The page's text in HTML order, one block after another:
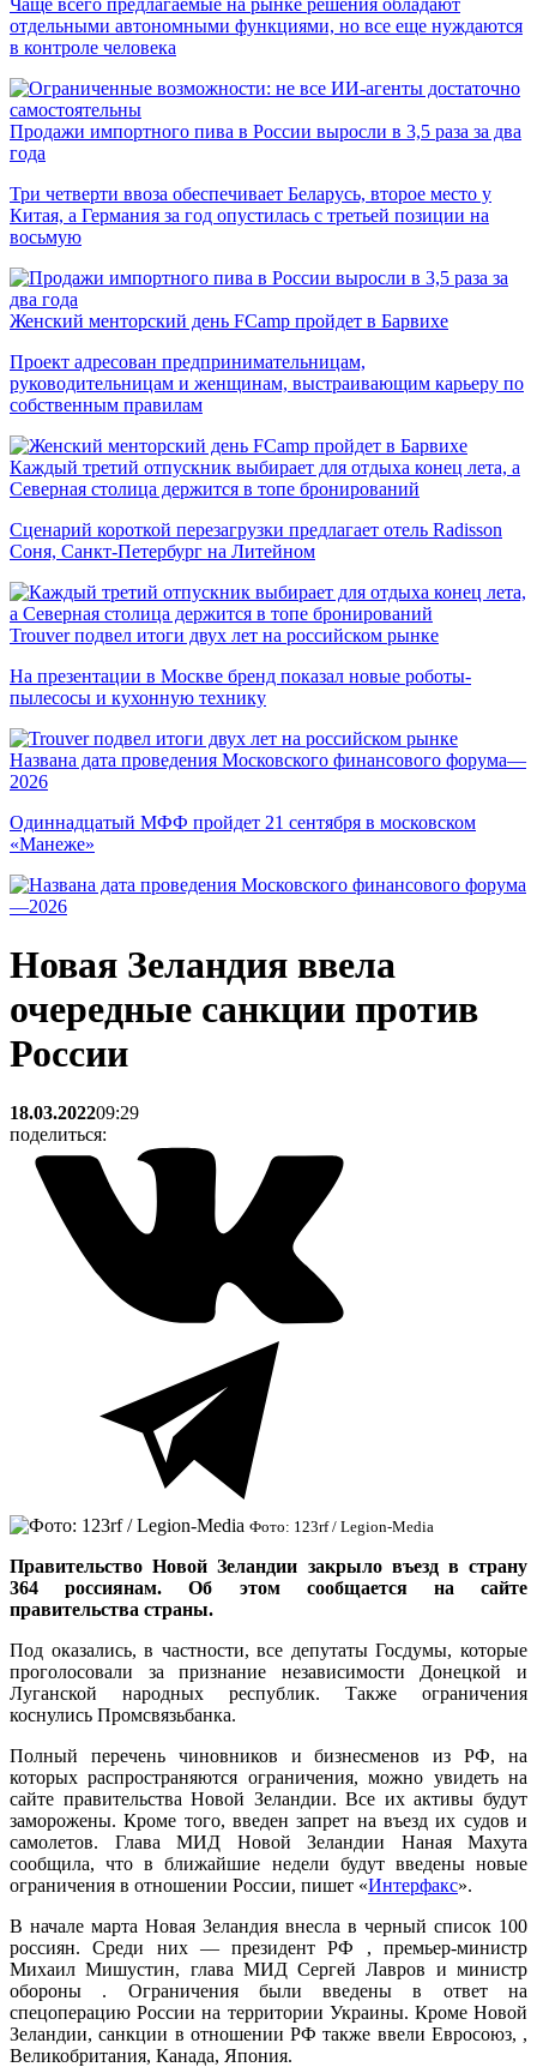
Чаще всего предлагаемые на рынке решения обладают
отдельными автономными функциями, но все еще нуждаются
в контроле человека
Продажи импортного пива в России выросли в 3,5 раза за два
года
Три четверти ввоза обеспечивает Беларусь, второе место у
Китая, а Германия за год опустилась с третьей позиции на
восьмую
Женский менторский день FCamp пройдет в Барвихе
Проект адресован предпринимательницам,
руководительницам и женщинам, выстраивающим карьеру по
собственным правилам
Каждый третий отпускник выбирает для отдыха конец лета, а
Северная столица держится в топе бронирований
Сценарий короткой перезагрузки предлагает отель Radisson
Соня, Санкт-Петербург на Литейном
Trouver подвел итоги двух лет на российском рынке
На презентации в Москве бренд показал новые роботы-
пылесосы и кухонную технику
Названа дата проведения Московского финансового форума—
2026
Одиннадцатый МФФ пройдет 21 сентября в московском
«Манеже»
Новая Зеландия ввела
очередные санкции против
России
18.03.202209:29
поделиться:
Фото: 123rf / Legion-Media
Правительство Новой Зеландии закрыло въезд в страну
364 россиянам. Об этом сообщается на сайте
правительства страны.
Под оказались, в частности, все депутаты Госдумы, которые
проголосовали за признание независимости Донецкой и
Луганской народных республик. Также ограничения
коснулись Промсвязьбанка.
Полный перечень чиновников и бизнесменов из РФ, на
которых распространяются ограничения, можно увидеть на
сайте правительства Новой Зеландии. Все их активы будут
заморожены. Кроме того, введен запрет на въезд их судов и
самолетов. Глава МИД Новой Зеландии Наная Махута
сообщила, что в ближайшие недели будут введены новые
ограничения в отношении России, пишет «Интерфакс».
В начале марта Новая Зеландия внесла в черный список 100
россиян. Среди них — президент РФ , премьер-министр
Михаил Мишустин, глава МИД Сергей Лавров и министр
обороны . Ограничения были введены в ответ на
спецоперацию России на территории Украины. Кроме Новой
Зеландии, санкции в отношении РФ также ввели Евросоюз, ,
Великобритания, Канада, Япония.